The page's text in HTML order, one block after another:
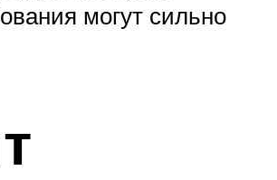
могут сильно